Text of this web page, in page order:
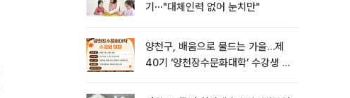
기⋯"대체인력 없어 눈치만"
양천구, 배움으로 물드는 가을…제
40기 ‘양천장수문화대학’ 수강생 모